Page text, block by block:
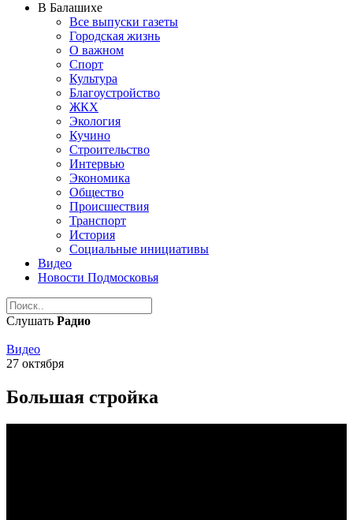
В Балашихе
Все выпуски газеты
Городская жизнь
О важном
Спорт
Культура
Благоустройство
ЖКХ
Экология
Кучино
Строительство
Интервью
Экономика
Общество
Происшествия
Транспорт
История
Социальные инициативы
Видео
Новости Подмосковья
Слушать Радио
Видео
27 октября
Большая стройка